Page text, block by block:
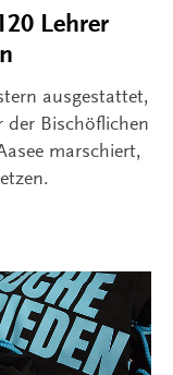
Lehrer
ausgestattet,
der Bischöflichen
marschiert,